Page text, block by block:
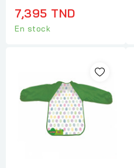
7,395 TND
En stock